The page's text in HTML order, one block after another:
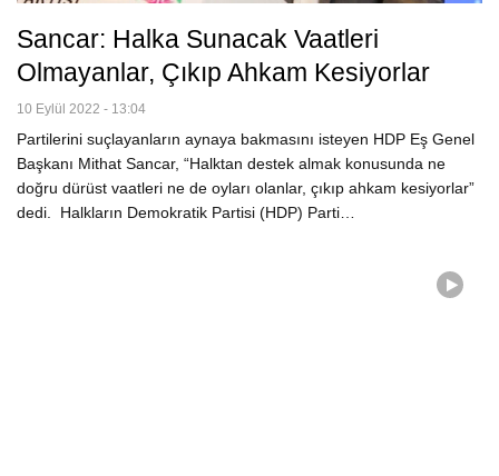
Sancar: Halka Sunacak Vaatleri
Olmayanlar, Çıkıp Ahkam Kesiyorlar
10 Eylül 2022 - 13:04
Partilerini suçlayanların aynaya bakmasını isteyen HDP Eş Genel
Başkanı Mithat Sancar, “Halktan destek almak konusunda ne
doğru dürüst vaatleri ne de oyları olanlar, çıkıp ahkam kesiyorlar”
dedi. Halkların Demokratik Partisi (HDP) Parti…